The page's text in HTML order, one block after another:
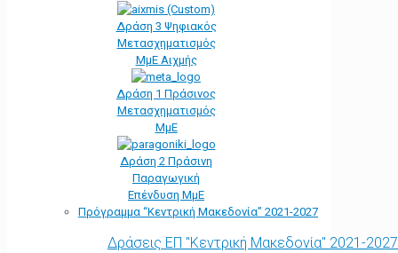
Δράση 3 Ψηφιακός
Μετασχηματισμός
ΜμΕ Αιχμής
Δράση 1 Πράσινος
Μετασχηματισμός
ΜμΕ
Δράση 2 Πράσινη
Παραγωγική
Επένδυση ΜμΕ
Πρόγραμμα “Κεντρική Μακεδονία” 2021-2027
Δράσεις ΕΠ "Κεντρική Μακεδονία" 2021-2027